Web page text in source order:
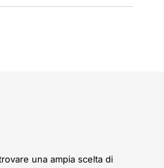
una ampia scelta di